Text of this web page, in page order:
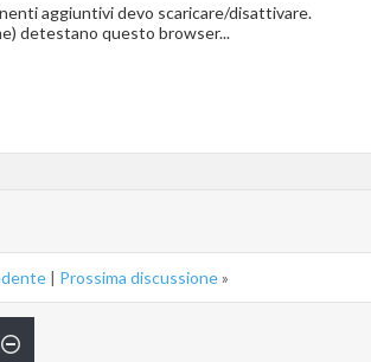
aggiuntivi devo scaricare/disattivare.
detestano questo browser...
| Prossima discussione»